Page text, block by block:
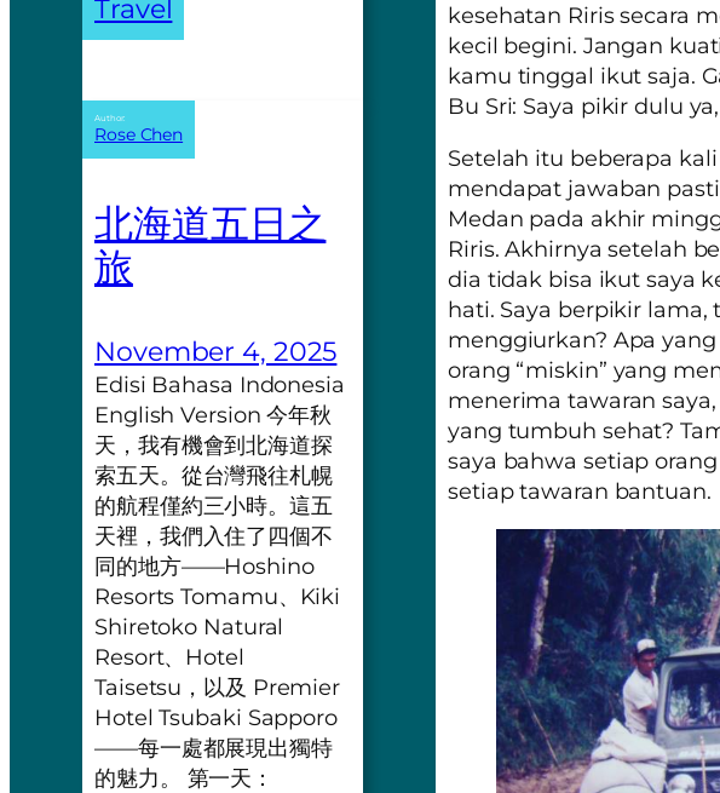
Travel
Author:
Rose Chen
北海道五日之
旅
November 4, 2025
Edisi Bahasa Indonesia
English Version 今年秋
天，我有機會到北海道探
索五天。從台灣飛往札幌
的航程僅約三小時。這五
天裡，我們入住了四個不
同的地方——Hoshino
Resorts Tomamu、Kiki
Shiretoko Natural
Resort、Hotel
Taisetsu，以及 Premier
Hotel Tsubaki Sapporo
——每一處都展現出獨特
的魅力。 第一天：
kesehatan Riris secara
kecil begini. Jangan
kamu tinggal ikut saja.
Bu Sri: Saya pikir dulu
Setelah itu beberapa
mendapat jawaban
Medan pada akhir
Riris. Akhirnya setelah
dia tidak bisa ikut saya
hati. Saya berpikir
menggiurkan? Apa
orang “miskin” yang
menerima tawaran
yang tumbuh sehat?
saya bahwa setiap
setiap tawaran bantuan.